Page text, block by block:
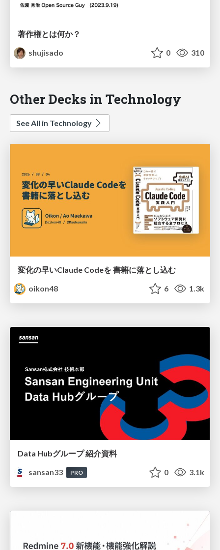
著作権とは何か？
shujisado
0 310
Other Decks in Technology
See All in Technology
変化の早いClaude Codeを 書籍に落とし込む
oikon48
6 1.3k
Data Hubグループ 紹介資料
sansan33
PRO 0 3.1k